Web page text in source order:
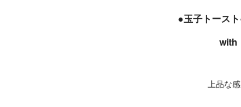
●玉子トース
with
上品な